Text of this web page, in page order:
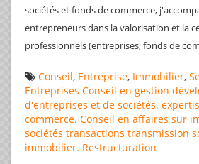
sociétés et fonds de commerce,
entrepreneurs dans la valorisation et la
professionnels (entreprises, fonds de
Conseil, Entreprise, Immobilier,
Entreprises Conseil en gestion
d'entreprises et de sociétés.
commerce. Conseil en affaires sur
sociétés transactions transmission
immobilier. Restructuration